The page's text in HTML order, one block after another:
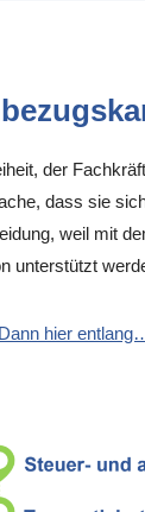
der
dass sie
weil mit
unterstützt
hier